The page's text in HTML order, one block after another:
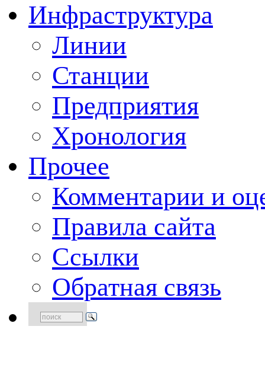
Инфраструктура
Линии
Станции
Предприятия
Хронология
Прочее
Комментарии и
Правила сайта
Ссылки
Обратная связь